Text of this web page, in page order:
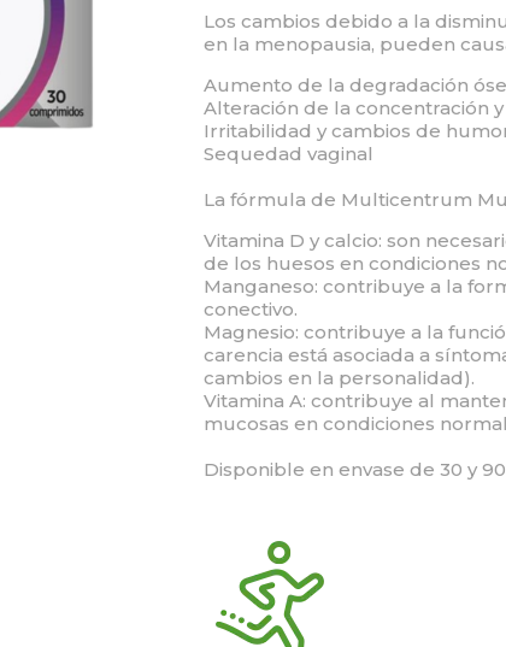
Los cambios debido a la
en la menopausia, pueden
Aumento de la degradación
Alteración de la concentración
Irritabilidad y cambios de
Sequedad vaginal
La fórmula de Multicentrum
Vitamina D y calcio: son
de los huesos en condiciones
Manganeso: contribuye a la
conectivo.
Magnesio: contribuye a la
carencia está asociada a
cambios en la personalidad).
Vitamina A: contribuye al
mucosas en condiciones
Disponible en envase de 30 y